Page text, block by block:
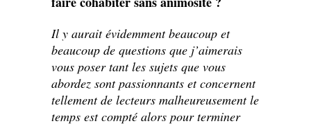
Il y aurait évidemment beaucoup et
beaucoup de questions que j’aimerais
vous poser tant les sujets que vous
abordez sont passionnants et concernent
tellement de lecteurs malheureusement le
temps est compté alors pour terminer